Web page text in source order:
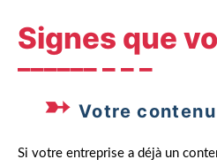
Signes que
Votre
Si votre entreprise a déjà un